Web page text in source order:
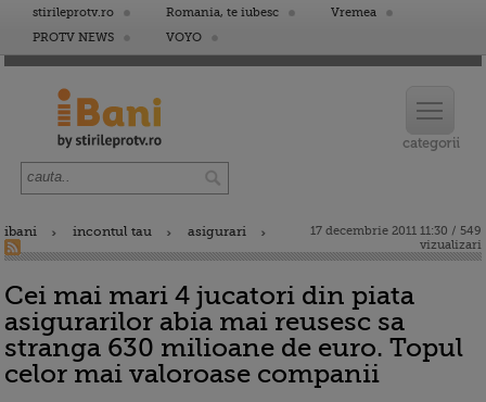
stirileprotv.ro Romania, te iubesc
Vremea
PROTV NEWS
VOYO
ibani incontul tau asigurari
17 decembrie 2011 11:30 / 549
vizualizari
Cei mai mari 4 jucatori din piata
asigurarilor abia mai reusesc sa
stranga 630 milioane de euro. Topul
celor mai valoroase companii